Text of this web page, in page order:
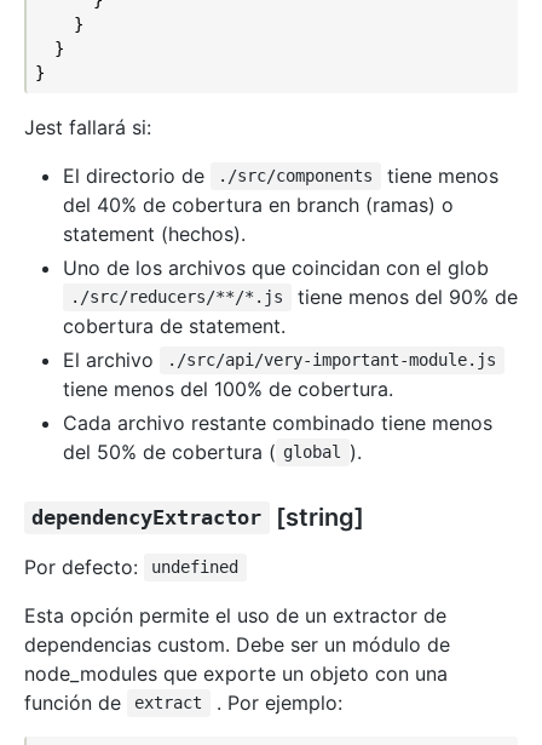
    }
  }
Jest fallará si:
El directorio de
./src/components
tiene menos
del 40% de cobertura en branch (ramas) o
statement (hechos).
Uno de los archivos que coincidan con el glob
./src/reducers/**/*.js
tiene menos del 90% de
cobertura de statement.
El archivo
./src/api/very-important-module.js
tiene menos del 100% de cobertura.
Cada archivo restante combinado tiene menos
del 50% de cobertura ( global ).
dependencyExtractor [string]
Por defecto: undefined
Esta opción permite el uso de un extractor de
dependencias custom. Debe ser un módulo de
node_modules que exporte un objeto con una
función de
extract . Por ejemplo: